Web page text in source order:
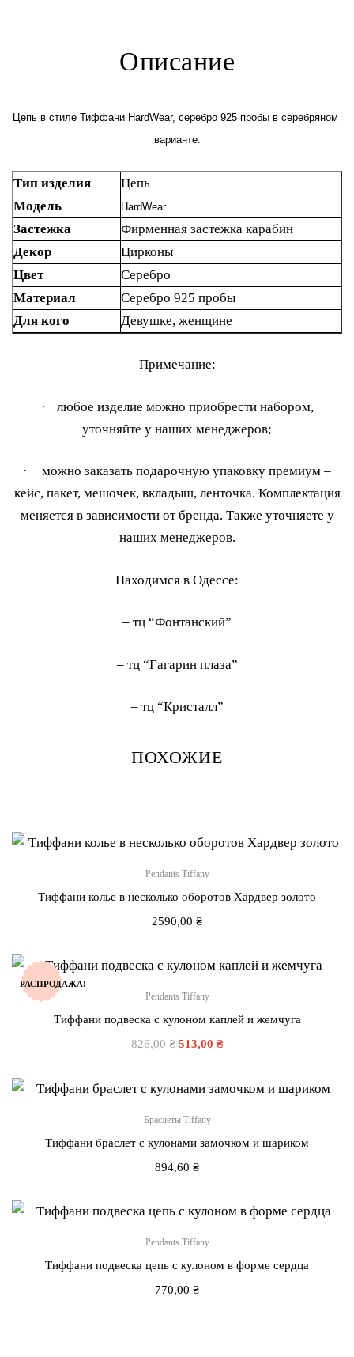
Описание
Цепь в стиле Тиффани HardWear, серебро 925 пробы в серебряном
варианте.
Тип изделия
Цепь
Модель
HardWear
Застежка
Фирменная застежка карабин
Декор
Цирконы
Цвет
Серебро
Материал
Серебро 925 пробы
Для кого
Девушке, женщине
Примечание:
·
любое изделие можно приобрести набором,
уточняйте у наших менеджеров;
·
можно заказать подарочную упаковку премиум –
кейс, пакет, мешочек, вкладыш, ленточка. Комплектация
меняется в зависимости от бренда. Также уточняете у
наших менеджеров.
Находимся в Одессе:
– тц “Фонтанский”
– тц “Гагарин плаза”
– тц “Кристалл”
ПОХОЖИЕ
Pendants Tiffany
Тиффани колье в несколько оборотов Хардвер золото
2590,00 ₴
РАСПРОДАЖА!
Pendants Tiffany
Тиффани подвеска с кулоном каплей и жемчуга
826,00₴ 513,00 ₴
Браслеты Tiffany
Тиффани браслет с кулонами замочком и шариком
894,60 ₴
Pendants Tiffany
Тиффани подвеска цепь с кулоном в форме сердца
770,00 ₴